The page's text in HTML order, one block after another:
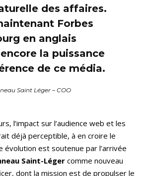
des affaires.
Forbes
en anglais
la puissance
de ce média.
Saint Léger – COO
l’impact sur l’audience web et les
déjà perceptible, à en croire le
évolution est soutenue par l’arrivée
Saint-Léger comme nouveau
dont la mission est de propulser le